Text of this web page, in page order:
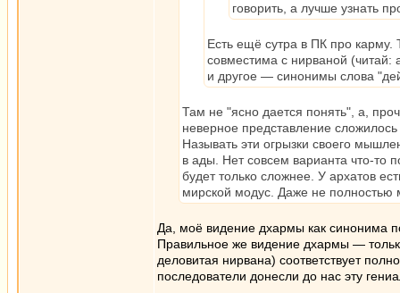
говорить, а лучше узнать
Есть ещё сутра в ПК про карму.
совместима с нирваной (читай:
и другое — синонимы слова
Там не "ясно дается понять", а,
неверное представление
Называть эти огрызки своего
в ады. Нет совсем варианта что-то
будет только сложнее. У архатов
мирской модус. Даже не
Да, моё видение дхармы как синонима
Правильное же видение дхармы —
деловитая нирвана) соответствует
последователи донесли до нас эту